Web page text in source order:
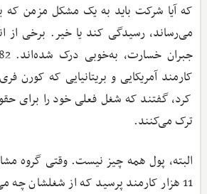
که آیا شرکت باید به یک مشکل مزمن که
می‌رساند، رسیدگی کند یا خیر. برخی از
کرد، گفتند که شغل فعلی خود را برای حقوق
ترک می‌کنند.
البته، پول همه چیز نیست. وقتی گروه
11 هزار کارمند پرسید که از شغلشان چه